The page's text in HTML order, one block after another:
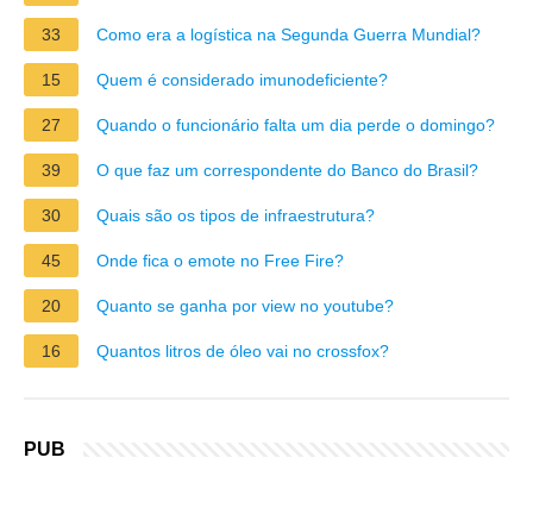
33 Como era a logística na Segunda Guerra Mundial?
15 Quem é considerado imunodeficiente?
27 Quando o funcionário falta um dia perde o domingo?
39 O que faz um correspondente do Banco do Brasil?
30 Quais são os tipos de infraestrutura?
45 Onde fica o emote no Free Fire?
20 Quanto se ganha por view no youtube?
16 Quantos litros de óleo vai no crossfox?
PUB